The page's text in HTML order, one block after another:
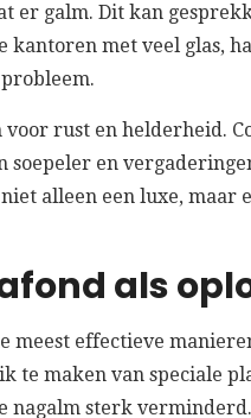
er galm. Dit kan
met veel glas,
rust en helderheid.
soepeler en
alleen een luxe, maar
als
meest effectieve
te maken van speciale
nagalm sterk